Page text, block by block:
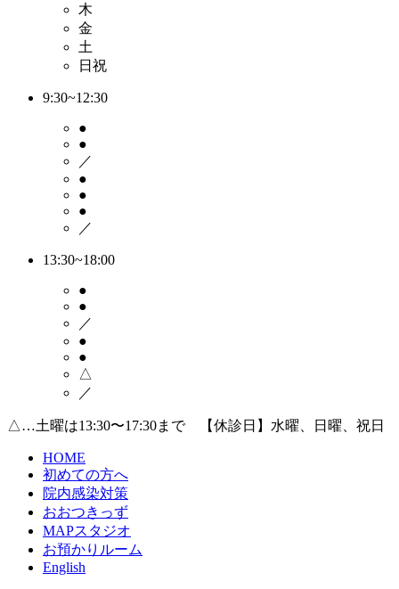
木
金
土
日祝
9:30~12:30
●
●
／
●
●
●
／
13:30~18:00
●
●
／
●
●
△
／
△…土曜は13:30〜17:30まで 【休診日】水曜、日曜、祝日
HOME
初めての方へ
院内感染対策
おおつきっず
MAPスタジオ
お預かりルーム
English